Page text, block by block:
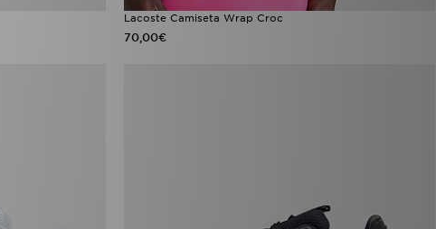
Lacoste Camiseta Wrap Croc
70,00€